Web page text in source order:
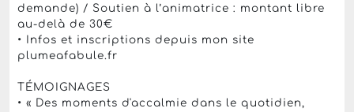
demande) / Soutien à l’animatrice : montant libre
au-delà de 30€
• Infos et inscriptions depuis mon site
plumeafabule.fr
TÉMOIGNAGES
• « Des moments d'accalmie dans le quotidien,